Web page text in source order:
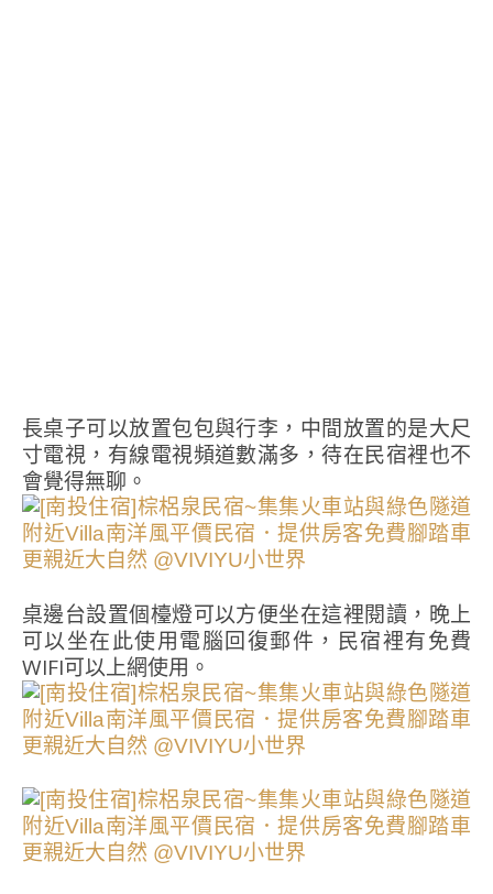
長桌子可以放置包包與行李，中間放置的是大尺
寸電視，有線電視頻道數滿多，待在民宿裡也不
會覺得無聊。
桌邊台設置個檯燈可以方便坐在這裡閱讀，晚上
可以坐在此使用電腦回復郵件，民宿裡有免費
WIFI可以上網使用。